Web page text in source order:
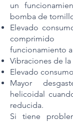
un
bomba de
Elevado
funcionamiento
Vibraciones de
Elevado
Mayor
helicoidal
reducida.
Si tiene